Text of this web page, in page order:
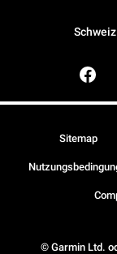
© Garmin Ltd.
Sitemap